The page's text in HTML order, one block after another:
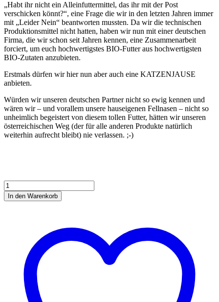
„Habt ihr nicht ein Alleinfuttermittel, das ihr mit der Post
verschicken könnt?“, eine Frage die wir in den letzten Jahren immer
mit „Leider Nein“ beantworten mussten. Da wir die technischen
Produktionsmittel nicht hatten, haben wir nun mit einer deutschen
Firma, die wir schon seit Jahren kennen, eine Zusammenarbeit
forciert, um euch hochwertigstes BIO-Futter aus hochwertigsten
BIO-Zutaten anzubieten.
Erstmals dürfen wir hier nun aber auch eine KATZENJAUSE
anbieten.
Würden wir unseren deutschen Partner nicht so ewig kennen und
wären wir – und vorallem unsere hauseigenen Fellnasen – nicht so
unheimlich begeistert von diesem tollen Futter, hätten wir unseren
österreichischen Weg (der für alle anderen Produkte natürlich
weiterhin aufrecht bleibt) nie verlassen. ;-)
KATZENJAUSE
im
Glas
In den Warenkorb